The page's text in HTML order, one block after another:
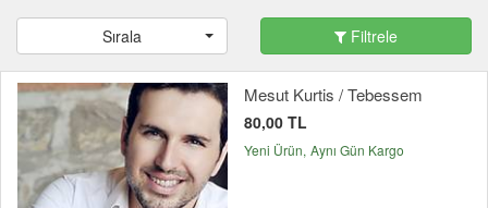
Sırala Filtrele
Mesut Kurtis / Tebessem
80,00 TL
Yeni Ürün Aynı Gün Kargo